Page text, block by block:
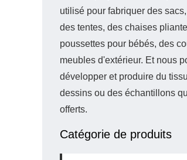
utilisé pour fabriquer des
des tentes, des chaises
poussettes pour bébés, des
meubles d'extérieur. Et nous
développer et produire du
dessins ou des échantillons
offerts.
Catégorie de produits